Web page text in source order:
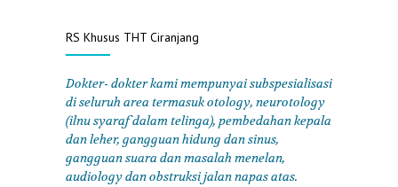
RS Khusus THT Ciranjang
Dokter- dokter kami mempunyai subspesialisasi
di seluruh area termasuk otology, neurotology
(ilnu syaraf dalam telinga), pembedahan kepala
dan leher, gangguan hidung dan sinus,
gangguan suara dan masalah menelan,
audiology dan obstruksi jalan napas atas.